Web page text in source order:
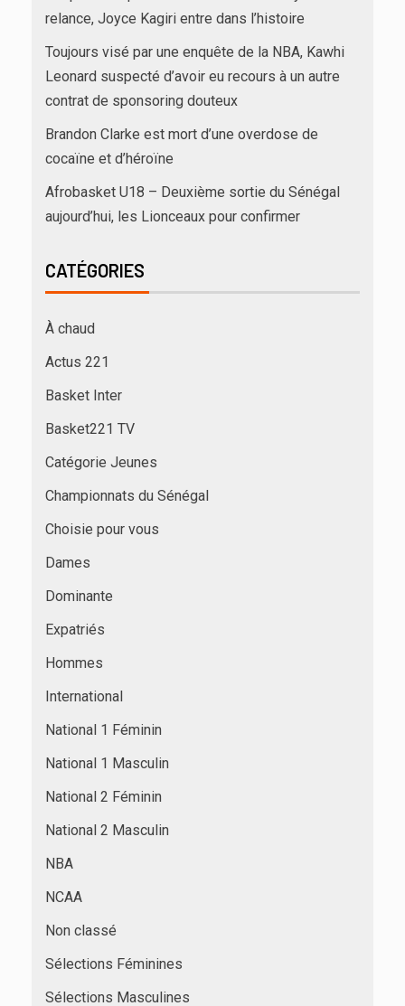
relance, Joyce Kagiri entre dans l’histoire
Toujours visé par une enquête de la NBA, Kawhi
Leonard suspecté d’avoir eu recours à un autre
contrat de sponsoring douteux
Brandon Clarke est mort d’une overdose de
cocaïne et d’héroïne
Afrobasket U18 – Deuxième sortie du Sénégal
aujourd’hui, les Lionceaux pour confirmer
CATÉGORIES
À chaud
Actus 221
Basket Inter
Basket221 TV
Catégorie Jeunes
Championnats du Sénégal
Choisie pour vous
Dames
Dominante
Expatriés
Hommes
International
National 1 Féminin
National 1 Masculin
National 2 Féminin
National 2 Masculin
NBA
NCAA
Non classé
Sélections Féminines
Sélections Masculines